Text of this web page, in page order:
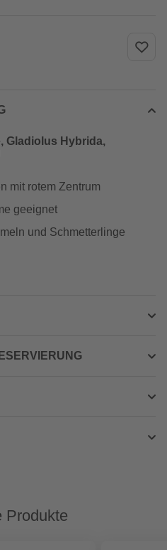
Gladiolus Hybrida,
mit rotem Zentrum
geeignet
und Schmetterlinge
Produkte